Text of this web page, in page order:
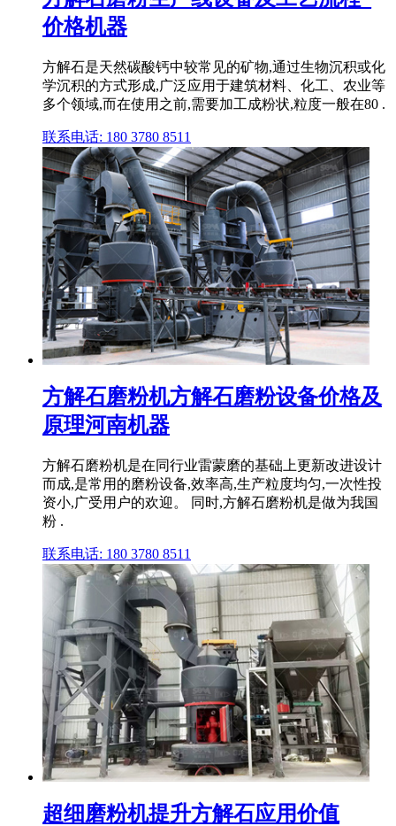
价格机器
方解石是天然碳酸钙中较常见的矿物,通过生物沉积或化
学沉积的方式形成,广泛应用于建筑材料、化工、农业等
多个领域,而在使用之前,需要加工成粉状,粒度一般在80 .
联系电话: 180 3780 8511
方解石磨粉机方解石磨粉设备价格及
原理河南机器
方解石磨粉机是在同行业雷蒙磨的基础上更新改进设计
而成,是常用的磨粉设备,效率高,生产粒度均匀,一次性投
资小,广受用户的欢迎。 同时,方解石磨粉机是做为我国
粉 .
联系电话: 180 3780 8511
超细磨粉机提升方解石应用价值